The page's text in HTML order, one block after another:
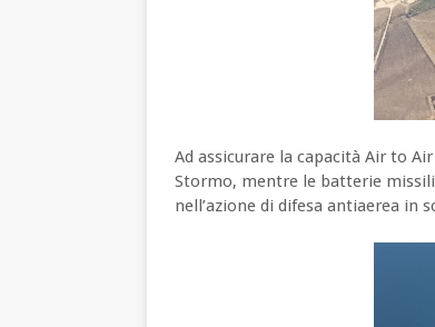
Ad assicurare la capacità Air to
Stormo, mentre le batterie
nell’azione di difesa antiaerea in